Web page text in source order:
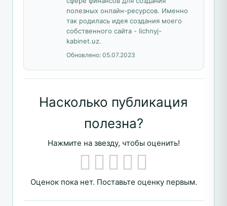
полезных онлайн-ресурсов. Именно
так родилась идея создания моего
собственного сайта - lichnyj-
kabinet.uz.
Обновлено: 05.07.2023
Насколько публикация
полезна?
Нажмите на звезду, чтобы оценить!
Оценок пока нет. Поставьте оценку первым.